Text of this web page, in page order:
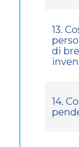
13.
di
14.